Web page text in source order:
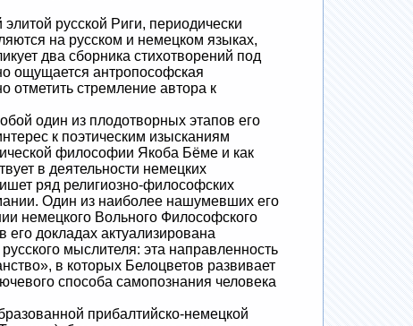
русской Риги, периодически
на русском и немецком языках,
два сборника стихотворений под
ощущается антропософская
отметить стремление автора к
один из плодотворных этапов его
к поэтическим изысканиям
философии Якоба Бёме и как
в деятельности немецких
ряд религиозно-философских
Один из наиболее нашумевших его
немецкого Вольного Философского
докладах актуализирована
мыслителя: эта направленность
в которых Белоцветов развивает
способа самопознания человека
прибалтийско-немецкой